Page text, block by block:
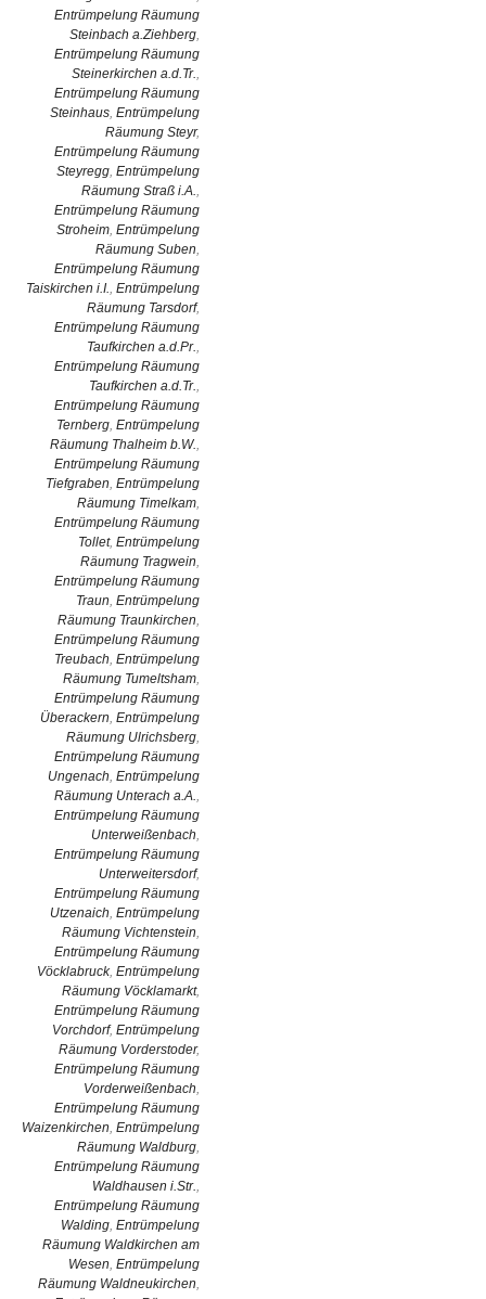
Entrümpelung Räumung
Steinbach a.Ziehberg,
Entrümpelung Räumung
Steinerkirchen a.d.Tr.,
Entrümpelung Räumung
Steinhaus, Entrümpelung
Räumung Steyr,
Entrümpelung Räumung
Steyregg, Entrümpelung
Räumung Straß i.A.,
Entrümpelung Räumung
Stroheim, Entrümpelung
Räumung Suben,
Entrümpelung Räumung
Taiskirchen i.I., Entrümpelung
Räumung Tarsdorf,
Entrümpelung Räumung
Taufkirchen a.d.Pr.,
Entrümpelung Räumung
Taufkirchen a.d.Tr.,
Entrümpelung Räumung
Ternberg, Entrümpelung
Räumung Thalheim b.W.,
Entrümpelung Räumung
Tiefgraben, Entrümpelung
Räumung Timelkam,
Entrümpelung Räumung
Tollet, Entrümpelung
Räumung Tragwein,
Entrümpelung Räumung
Traun, Entrümpelung
Räumung Traunkirchen,
Entrümpelung Räumung
Treubach, Entrümpelung
Räumung Tumeltsham,
Entrümpelung Räumung
Überackern, Entrümpelung
Räumung Ulrichsberg,
Entrümpelung Räumung
Ungenach, Entrümpelung
Räumung Unterach a.A.,
Entrümpelung Räumung
Unterweißenbach,
Entrümpelung Räumung
Unterweitersdorf,
Entrümpelung Räumung
Utzenaich, Entrümpelung
Räumung Vichtenstein,
Entrümpelung Räumung
Vöcklabruck, Entrümpelung
Räumung Vöcklamarkt,
Entrümpelung Räumung
Vorchdorf, Entrümpelung
Räumung Vorderstoder,
Entrümpelung Räumung
Vorderweißenbach,
Entrümpelung Räumung
Waizenkirchen, Entrümpelung
Räumung Waldburg,
Entrümpelung Räumung
Waldhausen i.Str.,
Entrümpelung Räumung
Walding, Entrümpelung
Räumung Waldkirchen am
Wesen, Entrümpelung
Räumung Waldneukirchen,